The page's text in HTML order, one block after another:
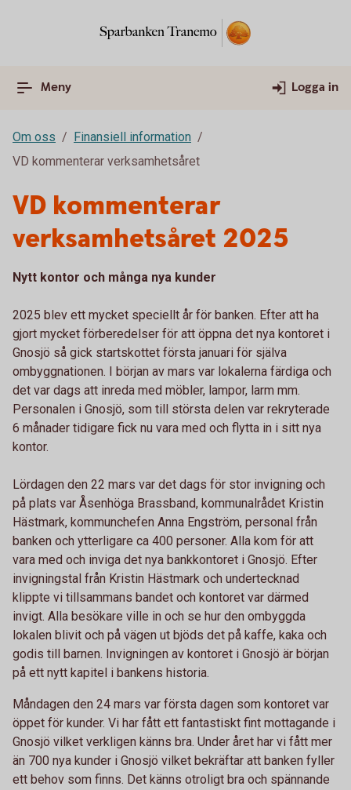
Meny Logga in
Om oss
Finansiell information
VD kommenterar verksamhetsåret
VD kommenterar
verksamhetsåret 2025
Nytt kontor och många nya kunder
2025 blev ett mycket speciellt år för banken. Efter att ha
gjort mycket förberedelser för att öppna det nya kontoret i
Gnosjö så gick startskottet första januari för själva
ombyggnationen. I början av mars var lokalerna färdiga och
det var dags att inreda med möbler, lampor, larm mm.
Personalen i Gnosjö, som till största delen var rekryterade
6 månader tidigare fick nu vara med och flytta in i sitt nya
kontor.
Lördagen den 22 mars var det dags för stor invigning och
på plats var Åsenhöga Brassband, kommunalrådet Kristin
Hästmark, kommunchefen Anna Engström, personal från
banken och ytterligare ca 400 personer. Alla kom för att
vara med och inviga det nya bankkontoret i Gnosjö. Efter
invigningstal från Kristin Hästmark och undertecknad
klippte vi tillsammans bandet och kontoret var därmed
invigt. Alla besökare ville in och se hur den ombyggda
lokalen blivit och på vägen ut bjöds det på kaffe, kaka och
godis till barnen. Invigningen av kontoret i Gnosjö är början
på ett nytt kapitel i bankens historia.
Måndagen den 24 mars var första dagen som kontoret var
öppet för kunder. Vi har fått ett fantastiskt fint mottagande i
Gnosjö vilket verkligen känns bra. Under året har vi fått mer
än 700 nya kunder i Gnosjö vilket bekräftar att banken fyller
ett behov som finns. Det känns otroligt bra och spännande